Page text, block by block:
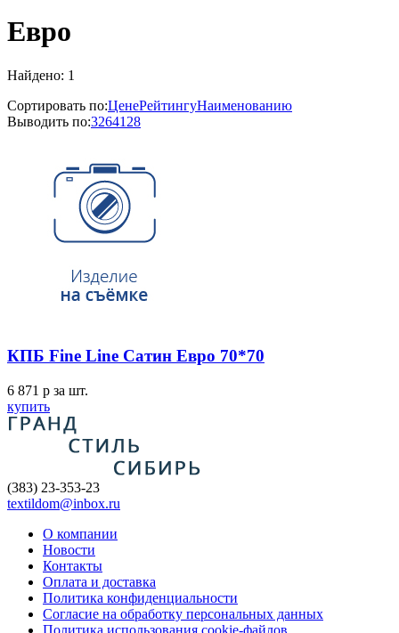
Евро
Найдено: 1
Сортировать по:ЦенеРейтингуНаименованию
Выводить по:3264128
КПБ Fine Line Сатин Евро 70*70
6 871 p за шт.
купить
(383) 23-353-23
textildom@inbox.ru
О компании
Новости
Контакты
Оплата и доставка
Политика конфиденциальности
Согласие на обработку персональных данных